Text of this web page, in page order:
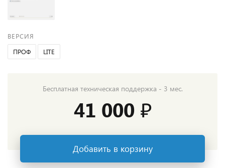
ВЕРСИЯ
ПРОФ
LITE
Бесплатная техническая поддержка - 3 мес.
41 000 ₽
Добавить в корзину